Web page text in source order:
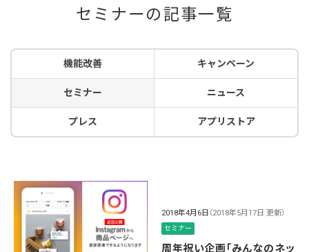
セミナーの記事一覧
機能改善 キャンペーン
セミナー ニュース
プレス アプリストア
2018年4月6日 （2018年5月17日 更新）
セミナー
周年祝い企画「みんなのネッ